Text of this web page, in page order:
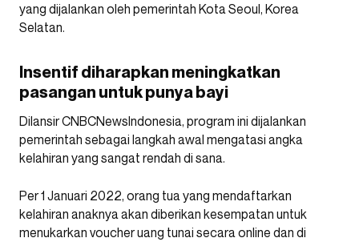
yang dijalankan oleh pemerintah Kota Seoul, Korea
Selatan.
Insentif diharapkan meningkatkan
pasangan untuk punya bayi
Dilansir CNBCNewsIndonesia, program ini dijalankan
pemerintah sebagai langkah awal mengatasi angka
kelahiran yang sangat rendah di sana.
Per 1 Januari 2022, orang tua yang mendaftarkan
kelahiran anaknya akan diberikan kesempatan untuk
menukarkan voucher uang tunai secara online dan di